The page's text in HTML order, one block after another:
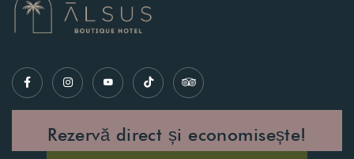
Rezervă direct și economisește!